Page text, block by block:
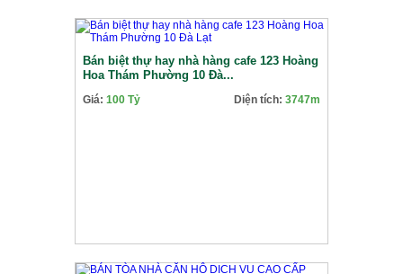
Bán biệt thự hay nhà hàng cafe 123 Hoàng
Hoa Thám Phường 10 Đà...
Giá: 100 Tỷ Diện tích: 3747m